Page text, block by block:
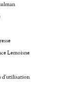
Lemoisne
d'utilisation